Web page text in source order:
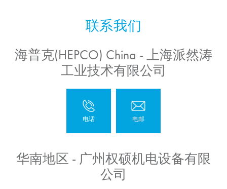
海普克(HEPCO) China - 上海派然涛
工业技术有限公司
华南地区 - 广州权硕机电设备有限
公司